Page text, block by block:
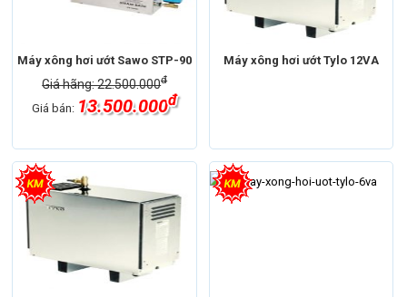
Máy xông hơi ướt Sawo STP-90
Giá hãng: 22.500.000đ
Giá bán: 13.500.000đ
Xuất xứ
Việt Nam Máy xông hơi ướt Tylo 12VA
Thương hiệu
Máy xông hơi Tylo
Máy xông hơi
Máy xông hơi ướt
Thương hiệu
Máy xông hơi Tylo